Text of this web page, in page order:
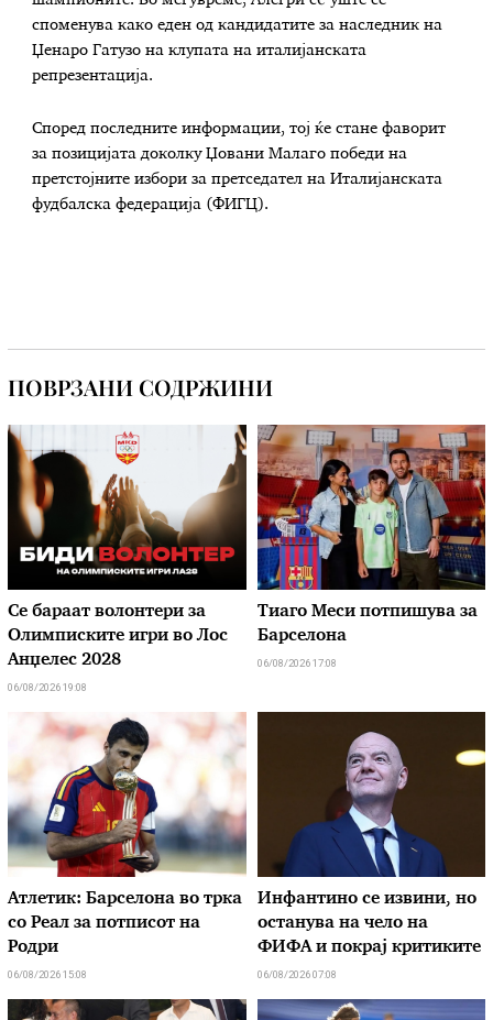
споменува како еден од кандидатите за наследник на
Џенаро Гатузо на клупата на италијанската
репрезентација.
Според последните информации, тој ќе стане фаворит
за позицијата доколку Џовани Малаго победи на
претстојните избори за претседател на Италијанската
фудбалска федерација (ФИГЦ).
ПОВРЗАНИ СОДРЖИНИ
Се бараат волонтери за
Олимписките игри во Лос
Анџелес 2028
06/08/2026 19:08
Тиаго Меси потпишува за
Барселона
06/08/2026 17:08
Атлетик: Барселона во трка
со Реал за потписот на
Родри
06/08/2026 15:08
Инфантино се извини, но
останува на чело на
ФИФА и покрај критиките
06/08/2026 07:08